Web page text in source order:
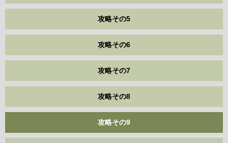
攻略その5
攻略その6
攻略その7
攻略その8
攻略その9